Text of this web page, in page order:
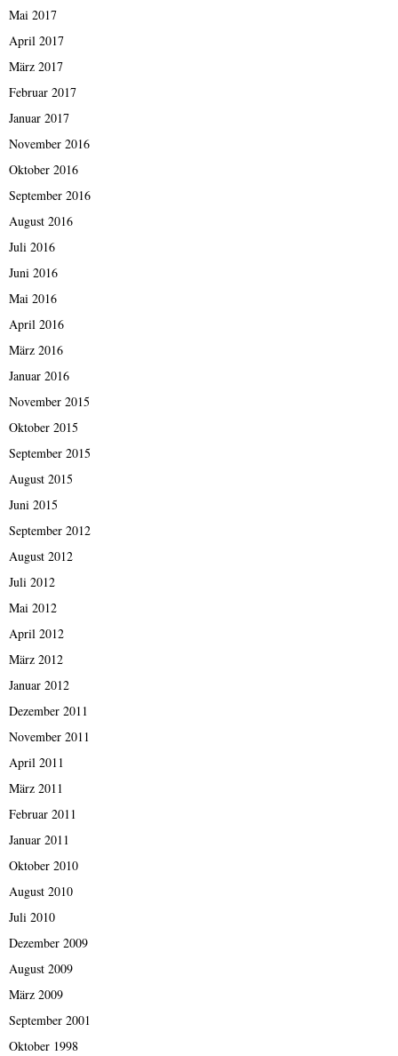
Mai 2017
April 2017
März 2017
Februar 2017
Januar 2017
November 2016
Oktober 2016
September 2016
August 2016
Juli 2016
Juni 2016
Mai 2016
April 2016
März 2016
Januar 2016
November 2015
Oktober 2015
September 2015
August 2015
Juni 2015
September 2012
August 2012
Juli 2012
Mai 2012
April 2012
März 2012
Januar 2012
Dezember 2011
November 2011
April 2011
März 2011
Februar 2011
Januar 2011
Oktober 2010
August 2010
Juli 2010
Dezember 2009
August 2009
März 2009
September 2001
Oktober 1998